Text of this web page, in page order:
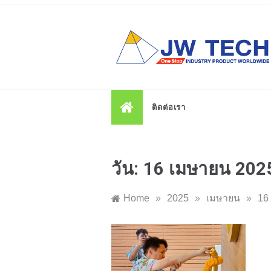
ติดต่อเรา
วัน: 16 เมษายน
Home » 2025 » เมษายน » 16